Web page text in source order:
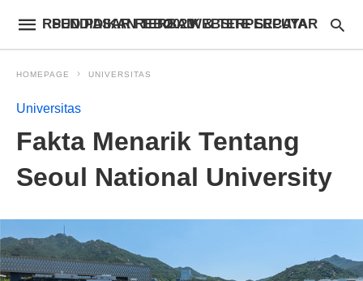
RSUD PASAR REBO – WEBSITE SEPUTAR PENDIDIKAN TERBAIK & TERPERCAYA 2023
HOMEPAGE UNIVERSITAS
Universitas
Fakta Menarik Tentang
Seoul National University